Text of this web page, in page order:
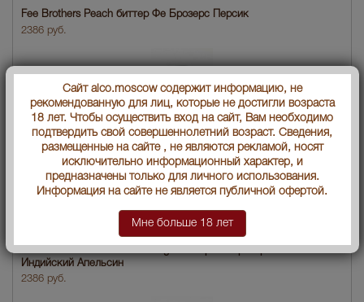
Fee Brothers Peach биттер Фе Брозерс Персик
2386 руб.
Индийский Апельсин
2386 руб.
Сайт alco.moscow содержит информацию, не
рекомендованную для лиц, которые не достигли возраста
18 лет. Чтобы осуществить вход на сайт, Вам необходимо
подтвердить свой совершеннолетний возраст. Сведения,
размещенные на сайте , не являются рекламой, носят
исключительно информационный характер, и
предназначены только для личного использования.
Информация на сайте не является публичной офертой.
Мне больше 18 лет